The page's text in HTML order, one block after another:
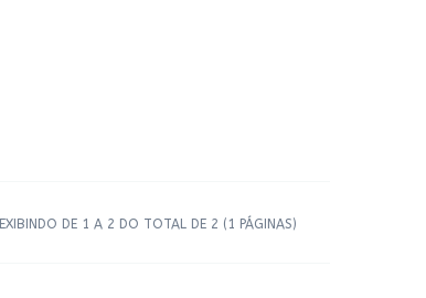
EXIBINDO DE 1 A 2 DO TOTAL DE 2 (1 PÁGINAS)